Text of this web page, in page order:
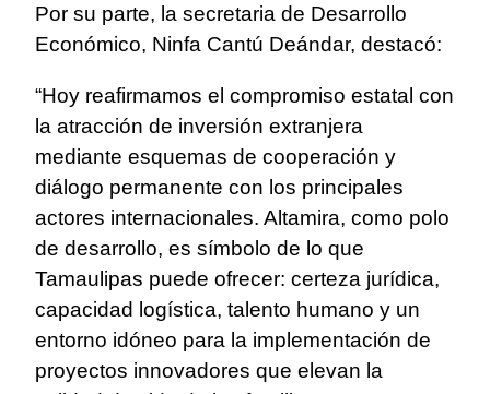
Por su parte, la secretaria de Desarrollo
Económico, Ninfa Cantú Deándar, destacó:
“Hoy reafirmamos el compromiso estatal con
la atracción de inversión extranjera
mediante esquemas de cooperación y
diálogo permanente con los principales
actores internacionales. Altamira, como polo
de desarrollo, es símbolo de lo que
Tamaulipas puede ofrecer: certeza jurídica,
capacidad logística, talento humano y un
entorno idóneo para la implementación de
proyectos innovadores que elevan la